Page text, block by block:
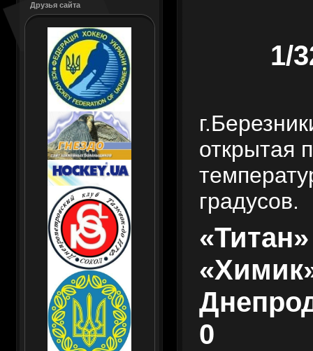
Друзья сайта
1/
открытая
градусов.
0